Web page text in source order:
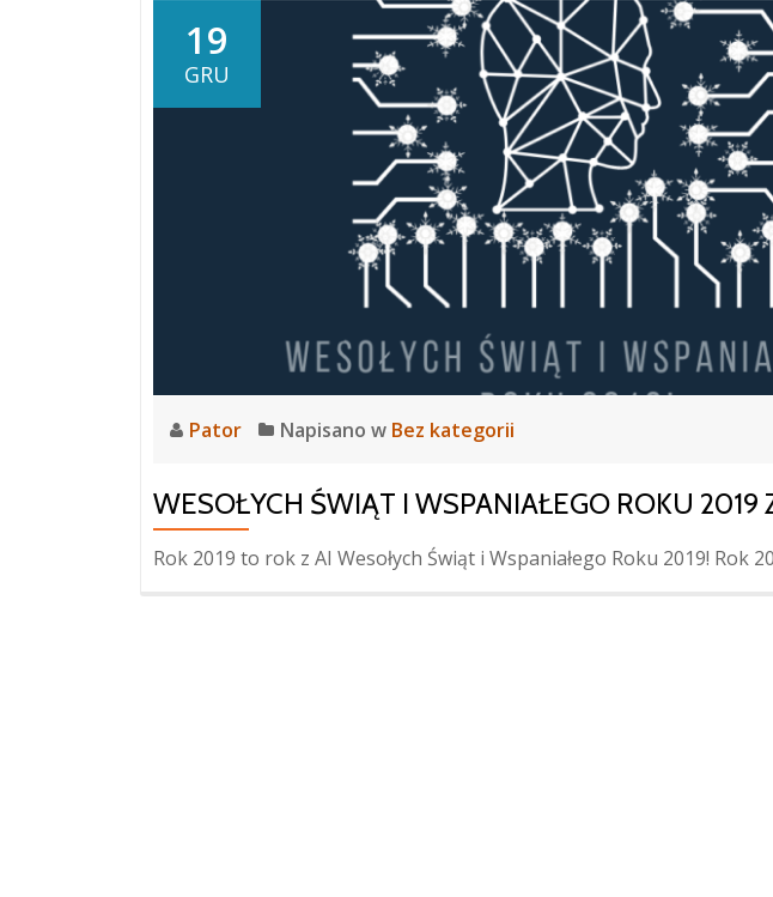
19
GRU
Pator Napisano w Bez kategorii
WESOŁYCH ŚWIĄT I WSPANIAŁEGO ROKU 2019
Rok 2019 to rok z AI Wesołych Świąt i Wspaniałego Roku 2019! Rok